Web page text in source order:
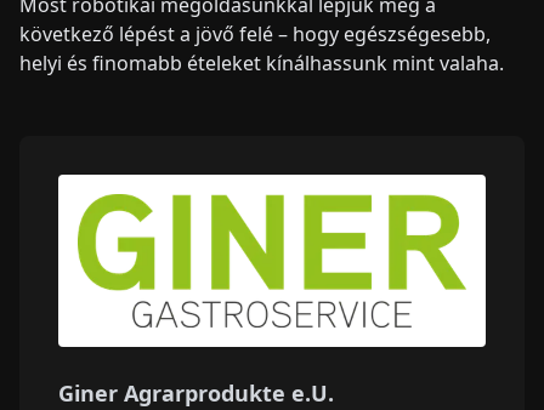
Most robotikai megoldásunkkal lépjük meg a
következő lépést a jövő felé – hogy egészségesebb,
helyi és finomabb ételeket kínálhassunk mint valaha.
Giner Agrarprodukte e.U.